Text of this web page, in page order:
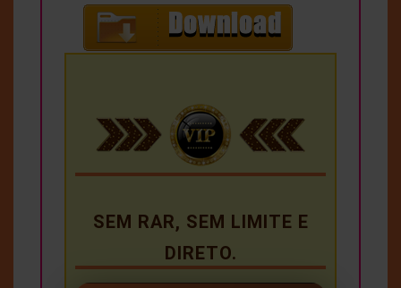
SEM RAR, SEM LIMITE E
DIRETO.